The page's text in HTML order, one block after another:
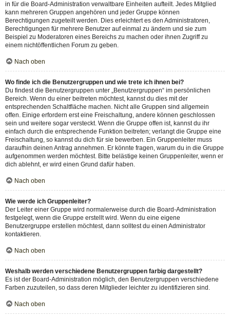
in für die Board-Administration verwaltbare Einheiten aufteilt. Jedes Mitglied
kann mehreren Gruppen angehören und jeder Gruppe können
Berechtigungen zugeteilt werden. Dies erleichtert es den Administratoren,
Berechtigungen für mehrere Benutzer auf einmal zu ändern und sie zum
Beispiel zu Moderatoren eines Bereichs zu machen oder ihnen Zugriff zu
einem nichtöffentlichen Forum zu geben.
Nach oben
Wo finde ich die Benutzergruppen und wie trete ich ihnen bei?
Du findest die Benutzergruppen unter „Benutzergruppen“ im persönlichen
Bereich. Wenn du einer beitreten möchtest, kannst du dies mit der
entsprechenden Schaltfläche machen. Nicht alle Gruppen sind allgemein
offen. Einige erfordern erst eine Freischaltung, andere können geschlossen
sein und weitere sogar versteckt. Wenn die Gruppe offen ist, kannst du ihr
einfach durch die entsprechende Funktion beitreten; verlangt die Gruppe eine
Freischaltung, so kannst du dich für sie bewerben. Ein Gruppenleiter muss
daraufhin deinen Antrag annehmen. Er könnte fragen, warum du in die Gruppe
aufgenommen werden möchtest. Bitte belästige keinen Gruppenleiter, wenn er
dich ablehnt, er wird einen Grund dafür haben.
Nach oben
Wie werde ich Gruppenleiter?
Der Leiter einer Gruppe wird normalerweise durch die Board-Administration
festgelegt, wenn die Gruppe erstellt wird. Wenn du eine eigene
Benutzergruppe erstellen möchtest, dann solltest du einen Administrator
kontaktieren.
Nach oben
Weshalb werden verschiedene Benutzergruppen farbig dargestellt?
Es ist der Board-Administration möglich, den Benutzergruppen verschiedene
Farben zuzuteilen, so dass deren Mitglieder leichter zu identifizieren sind.
Nach oben